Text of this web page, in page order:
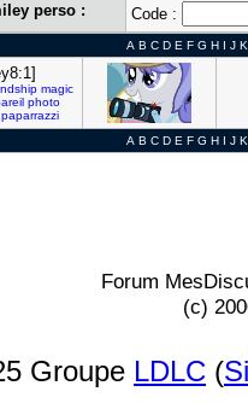
perso : Code :
A B C D E F G H I J K
magic
photo
paparrazzi
A B C D E F G H I J K
Forum
(c)
Groupe LDLC (